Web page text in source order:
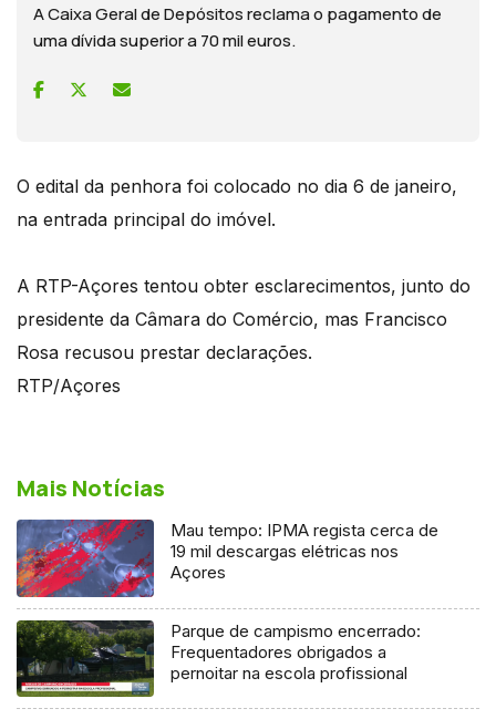
A Caixa Geral de Depósitos reclama o pagamento de
uma dívida superior a 70 mil euros.
O edital da penhora foi colocado no dia 6 de janeiro,
na entrada principal do imóvel.
A RTP-Açores tentou obter esclarecimentos, junto do
presidente da Câmara do Comércio, mas Francisco
Rosa recusou prestar declarações.
RTP/Açores
Mais Notícias
Mau tempo: IPMA regista cerca de
19 mil descargas elétricas nos
Açores
Parque de campismo encerrado:
Frequentadores obrigados a
pernoitar na escola profissional